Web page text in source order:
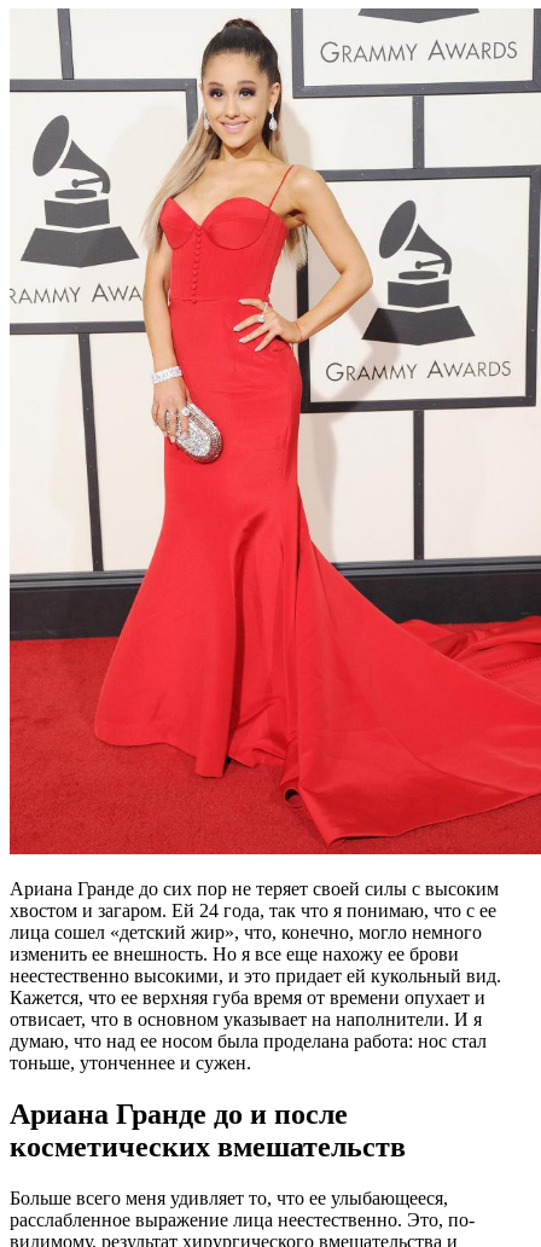
Ариана Гранде до сих пор не теряет своей силы с высоким
хвостом и загаром. Ей 24 года, так что я понимаю, что с ее
лица сошел «детский жир», что, конечно, могло немного
изменить ее внешность. Но я все еще нахожу ее брови
неестественно высокими, и это придает ей кукольный вид.
Кажется, что ее верхняя губа время от времени опухает и
отвисает, что в основном указывает на наполнители. И я
думаю, что над ее носом была проделана работа: нос стал
тоньше, утонченнее и сужен.
Ариана Гранде до и после
косметических вмешательств
Больше всего меня удивляет то, что ее улыбающееся,
расслабленное выражение лица неестественно. Это, по-
видимому, результат хирургического вмешательства и